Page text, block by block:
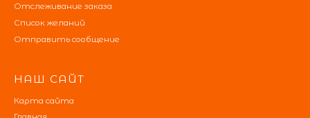
Отслеживание заказа
Список желаний
Отправить сообщение
НАШ САЙТ
Карта сайта